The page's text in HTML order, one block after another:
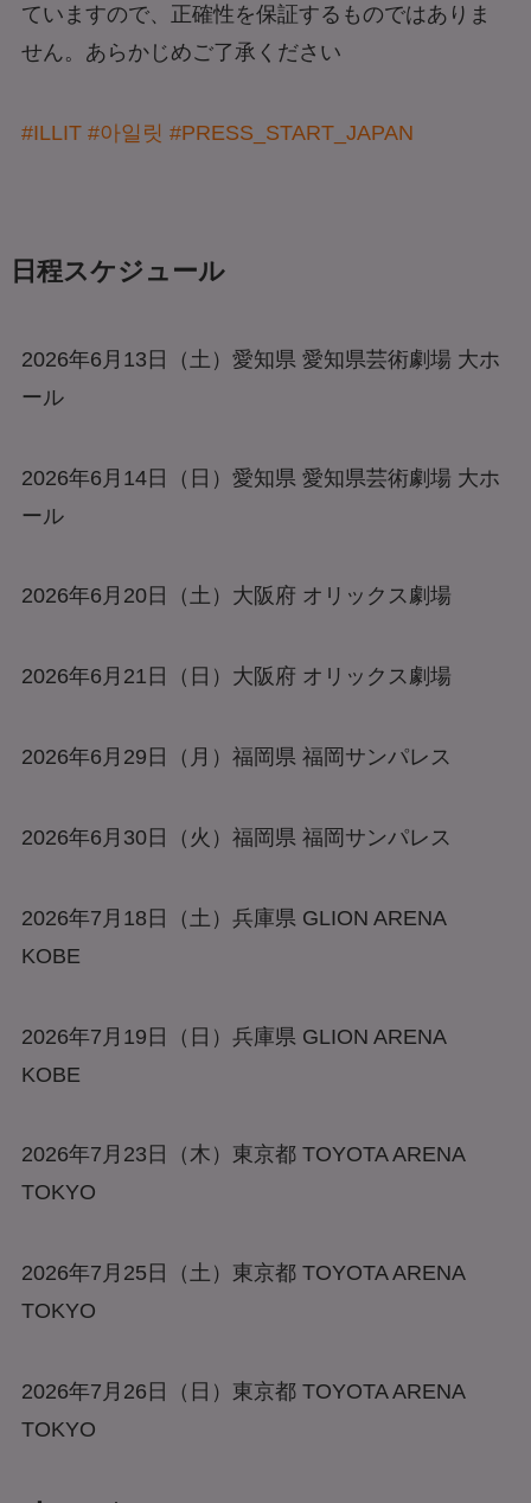
ていますので、正確性を保証するものではありま
せん。あらかじめご了承ください
#ILLIT #아일릿 #PRESS_START_JAPAN
日程スケジュール
2026年6月13日（土）愛知県 愛知県芸術劇場 大ホ
ール
2026年6月14日（日）愛知県 愛知県芸術劇場 大ホ
ール
2026年6月20日（土）大阪府 オリックス劇場
2026年6月21日（日）大阪府 オリックス劇場
2026年6月29日（月）福岡県 福岡サンパレス
2026年6月30日（火）福岡県 福岡サンパレス
2026年7月18日（土）兵庫県 GLION ARENA
KOBE
2026年7月19日（日）兵庫県 GLION ARENA
KOBE
2026年7月23日（木）東京都 TOYOTA ARENA
TOKYO
2026年7月25日（土）東京都 TOYOTA ARENA
TOKYO
2026年7月26日（日）東京都 TOYOTA ARENA
TOKYO